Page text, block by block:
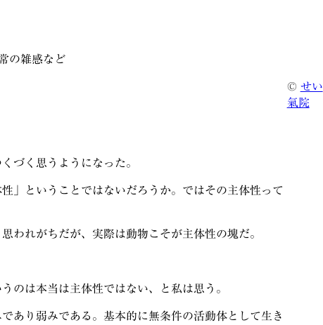
の雑感など
づく思うようになった。
」ということではないだろうか。ではその主体性って
われがちだが、実際は動物こそが主体性の塊だ。
のは本当は主体性ではない、と私は思う。
あり弱みである。基本的に無条件の活動体として生き
© せい
氣院